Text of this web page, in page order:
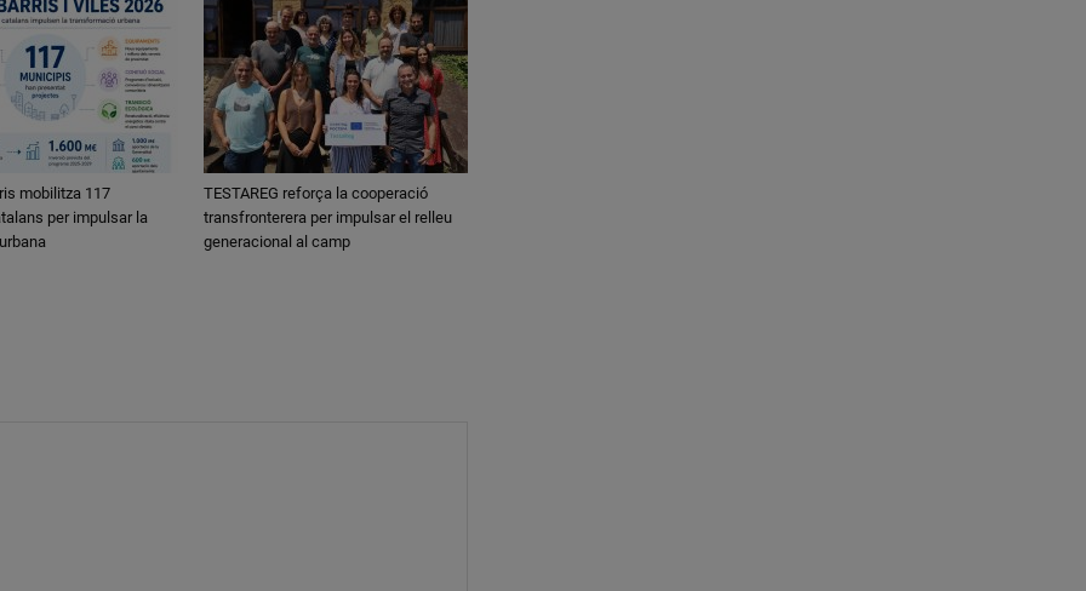
mobilitza 117
per impulsar la
TESTAREG reforça la cooperació
transfronterera per impulsar el relleu
generacional al camp